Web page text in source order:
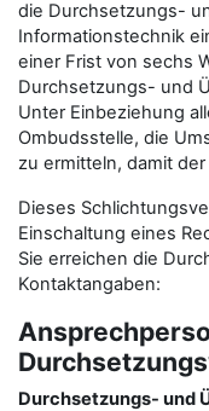
die Durchsetzungs-
Informationstechnik
einer Frist von sechs
Durchsetzungs- und
Unter Einbeziehung
Ombudsstelle, die
zu ermitteln, damit
Dieses
Einschaltung eines
Sie erreichen die
Kontaktangaben:
Durchsetzungs- und